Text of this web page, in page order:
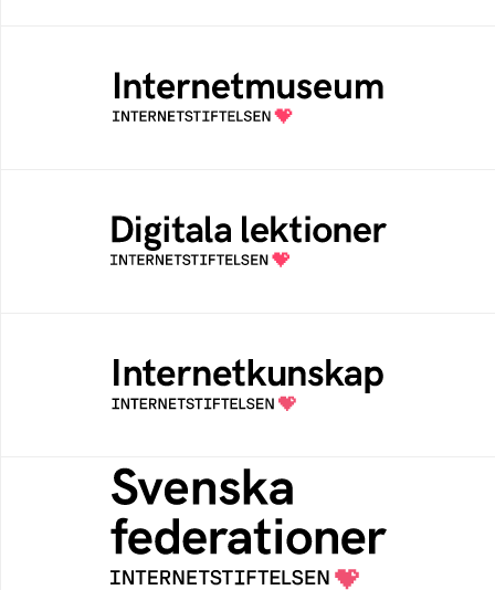
Ett digitalt museum som byggts, och kureras
av Internetstiftelsen
Öppen digital lärresurs med färdiga lektioner
för alla stadier i grundskolan
Samlad kunskap som hjälper dig att bli en
säker och medveten internetanvändare
Svenska federationer
Grunden för medlemskap i en sektors- eller
kontextspecifik federation